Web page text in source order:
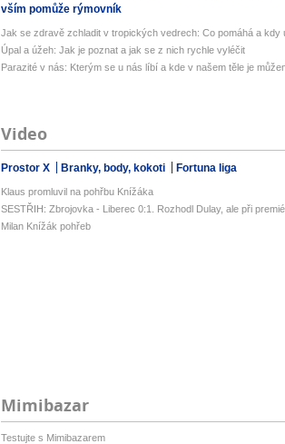
vším pomůže rýmovník
Jak se zdravě zchladit v tropických vedrech: Co pomáhá a kdy
Úpal a úžeh: Jak je poznat a jak se z nich rychle vyléčit
Parazité v nás: Kterým se u nás líbí a kde v našem těle je
Video
Prostor X Branky, body, kokoti Fortuna liga
Klaus promluvil na pohřbu Knížáka
SESTŘIH: Zbrojovka - Liberec 0:1. Rozhodl Dulay, ale při
Milan Knížák pohřeb
Mimibazar
Testujte s Mimibazarem